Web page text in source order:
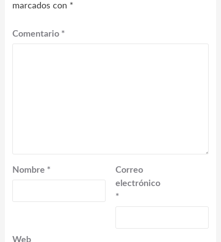
marcados con *
Comentario *
Nombre *
Correo
electrónico
*
Web